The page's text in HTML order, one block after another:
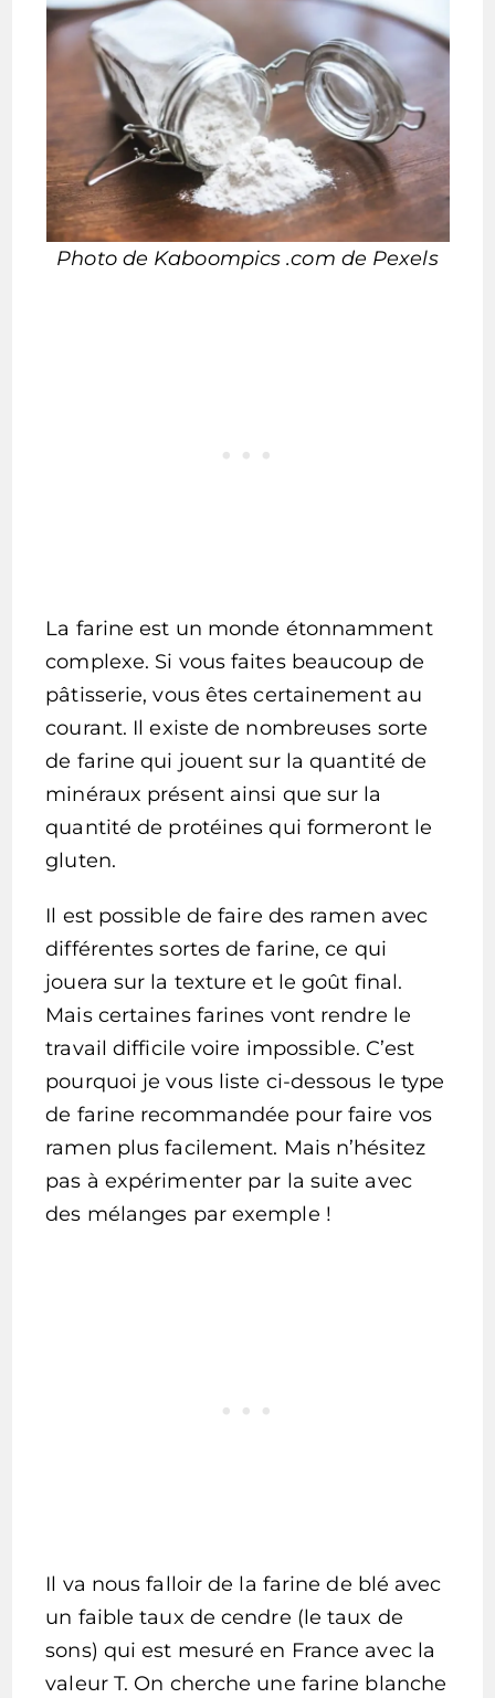
Photo de Kaboompics .com de Pexels
La farine est un monde étonnamment
complexe. Si vous faites beaucoup de
pâtisserie, vous êtes certainement au
courant. Il existe de nombreuses sorte
de farine qui jouent sur la quantité de
minéraux présent ainsi que sur la
quantité de protéines qui formeront le
gluten.
Il est possible de faire des ramen avec
différentes sortes de farine, ce qui
jouera sur la texture et le goût final.
Mais certaines farines vont rendre le
travail difficile voire impossible. C’est
pourquoi je vous liste ci-dessous le type
de farine recommandée pour faire vos
ramen plus facilement. Mais n’hésitez
pas à expérimenter par la suite avec
des mélanges par exemple !
Il va nous falloir de la farine de blé avec
un faible taux de cendre (le taux de
sons) qui est mesuré en France avec la
valeur T. On cherche une farine blanche